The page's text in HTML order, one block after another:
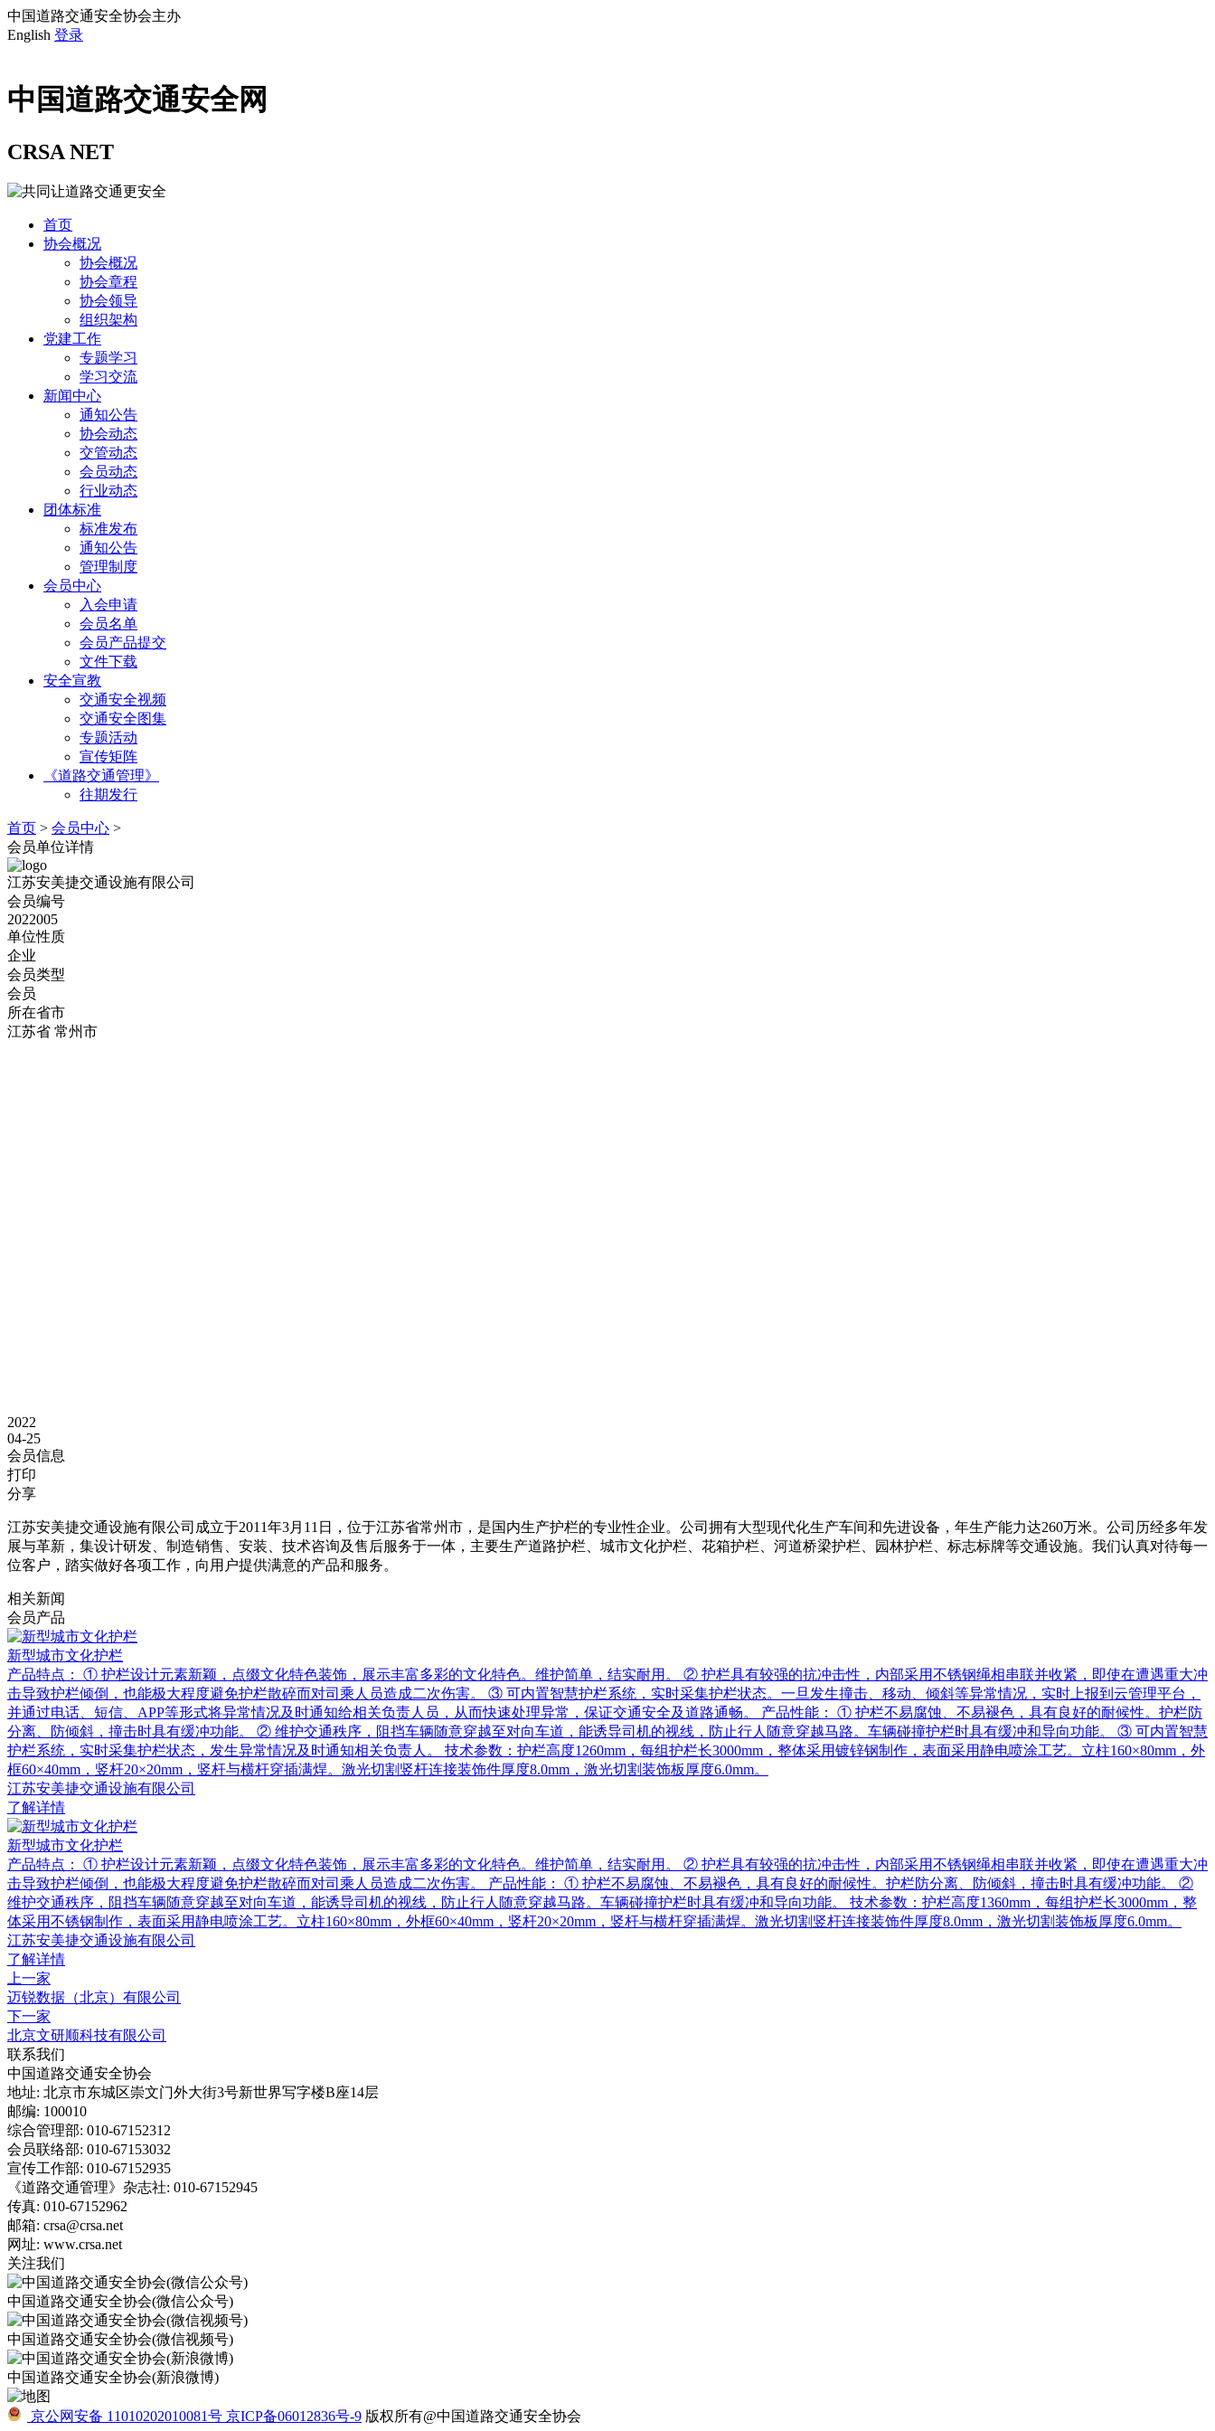
中国道路交通安全协会主办
English 登录
中国道路交通安全网
CRSA NET
首页
协会概况
协会概况
协会章程
协会领导
组织架构
党建工作
专题学习
学习交流
新闻中心
通知公告
协会动态
交管动态
会员动态
行业动态
团体标准
标准发布
通知公告
管理制度
会员中心
入会申请
会员名单
会员产品提交
文件下载
安全宣教
交通安全视频
交通安全图集
专题活动
宣传矩阵
《道路交通管理》
往期发行
首页 > 会员中心 >
会员单位详情
江苏安美捷交通设施有限公司
会员编号
2022005
单位性质
企业
会员类型
会员
所在省市
江苏省 常州市
2022
04-25
会员信息
打印
分享
江苏安美捷交通设施有限公司成立于2011年3月11日，位于江苏省常州市，是国内生产护栏的专业性企业。公司拥有大型现代化生产车间和先进设备，年生产能力达260万米。公司历经多年发
展与革新，集设计研发、制造销售、安装、技术咨询及售后服务于一体，主要生产道路护栏、城市文化护栏、花箱护栏、河道桥梁护栏、园林护栏、标志标牌等交通设施。我们认真对待每一
位客户，踏实做好各项工作，向用户提供满意的产品和服务。
相关新闻
会员产品
新型城市文化护栏
产品特点： ① 护栏设计元素新颖，点缀文化特色装饰，展示丰富多彩的文化特色。维护简单，结实耐用。 ② 护栏具有较强的抗冲击性，内部采用不锈钢绳相串联并收紧，即使在遭遇重大冲
击导致护栏倾倒，也能极大程度避免护栏散碎而对司乘人员造成二次伤害。 ③ 可内置智慧护栏系统，实时采集护栏状态。一旦发生撞击、移动、倾斜等异常情况，实时上报到云管理平台，
并通过电话、短信、APP等形式将异常情况及时通知给相关负责人员，从而快速处理异常，保证交通安全及道路通畅。 产品性能： ① 护栏不易腐蚀、不易褪色，具有良好的耐候性。护栏防
分离、防倾斜，撞击时具有缓冲功能。 ② 维护交通秩序，阻挡车辆随意穿越至对向车道，能诱导司机的视线，防止行人随意穿越马路。车辆碰撞护栏时具有缓冲和导向功能。 ③ 可内置智慧
护栏系统，实时采集护栏状态，发生异常情况及时通知相关负责人。 技术参数：护栏高度1260mm，每组护栏长3000mm，整体采用镀锌钢制作，表面采用静电喷涂工艺。立柱160×80mm，外
框60×40mm，竖杆20×20mm，竖杆与横杆穿插满焊。激光切割竖杆连接装饰件厚度8.0mm，激光切割装饰板厚度6.0mm。
江苏安美捷交通设施有限公司
了解详情
新型城市文化护栏
产品特点： ① 护栏设计元素新颖，点缀文化特色装饰，展示丰富多彩的文化特色。维护简单，结实耐用。 ② 护栏具有较强的抗冲击性，内部采用不锈钢绳相串联并收紧，即使在遭遇重大冲
击导致护栏倾倒，也能极大程度避免护栏散碎而对司乘人员造成二次伤害。 产品性能： ① 护栏不易腐蚀、不易褪色，具有良好的耐候性。护栏防分离、防倾斜，撞击时具有缓冲功能。 ②
维护交通秩序，阻挡车辆随意穿越至对向车道，能诱导司机的视线，防止行人随意穿越马路。车辆碰撞护栏时具有缓冲和导向功能。 技术参数：护栏高度1360mm，每组护栏长3000mm，整
体采用不锈钢制作，表面采用静电喷涂工艺。立柱160×80mm，外框60×40mm，竖杆20×20mm，竖杆与横杆穿插满焊。激光切割竖杆连接装饰件厚度8.0mm，激光切割装饰板厚度6.0mm。
江苏安美捷交通设施有限公司
了解详情
上一家
迈锐数据（北京）有限公司
下一家
北京文研顺科技有限公司
联系我们
中国道路交通安全协会
地址: 北京市东城区崇文门外大街3号新世界写字楼B座14层
邮编: 100010
综合管理部: 010-67152312
会员联络部: 010-67153032
宣传工作部: 010-67152935
《道路交通管理》杂志社: 010-67152945
传真: 010-67152962
邮箱: crsa@crsa.net
网址: www.crsa.net
关注我们
中国道路交通安全协会(微信公众号)
中国道路交通安全协会(微信视频号)
中国道路交通安全协会(新浪微博)
京公网安备 11010202010081号 京ICP备06012836号-9 版权所有@中国道路交通安全协会